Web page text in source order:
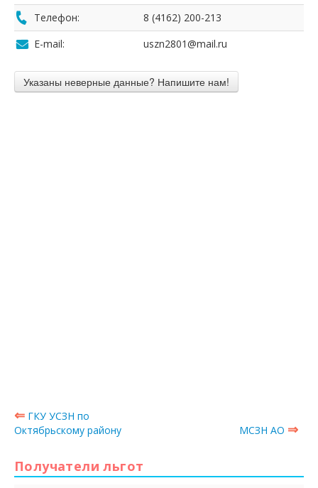
Телефон:
8 (4162) 200-213
E-mail:
uszn2801@mail.ru
⇐ ГКУ УСЗН по
Октябрьскому району
МСЗН АО ⇒
Получатели льгот